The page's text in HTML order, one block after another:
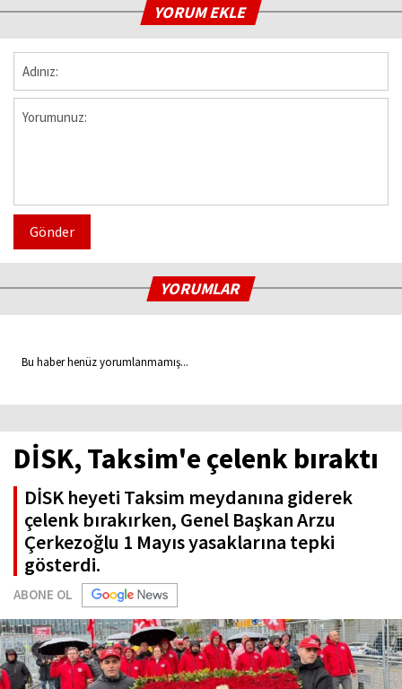
YORUM EKLE
Gönder
YORUMLAR
Bu haber henüz yorumlanmamış...
DİSK, Taksim'e çelenk bıraktı
DİSK heyeti Taksim meydanına giderek
çelenk bırakırken, Genel Başkan Arzu
Çerkezoğlu 1 Mayıs yasaklarına tepki
gösterdi.
ABONE OL